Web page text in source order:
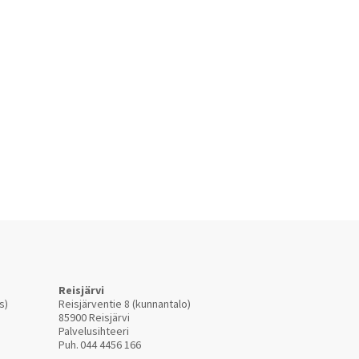
Reisjärvi
Reisjärventie 8 (kunnantalo)
85900 Reisjärvi
Palvelusihteeri
Puh.044 4456 166